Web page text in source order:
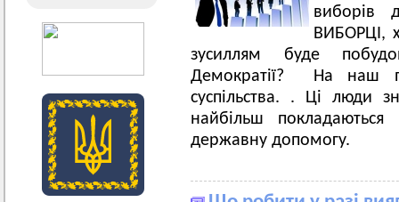
виборів
ВИБОРЦІ,
зусиллям буде
Демократії? На наш
суспільства. . Ці люди
найбільш
державну допомогу.